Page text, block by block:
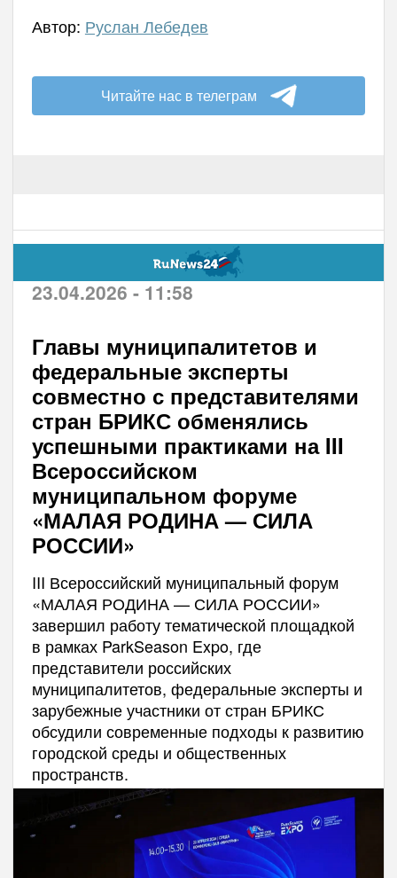
Автор: Руслан Лебедев
Читайте нас в телеграм
23.04.2026 - 11:58
Главы муниципалитетов и
федеральные эксперты
совместно с представителями
стран БРИКС обменялись
успешными практиками на III
Всероссийском
муниципальном форуме
«МАЛАЯ РОДИНА — СИЛА
РОССИИ»
III Всероссийский муниципальный форум
«МАЛАЯ РОДИНА — СИЛА РОССИИ»
завершил работу тематической площадкой
в рамках ParkSeason Expo, где
представители российских
муниципалитетов, федеральные эксперты и
зарубежные участники от стран БРИКС
обсудили современные подходы к развитию
городской среды и общественных
пространств.